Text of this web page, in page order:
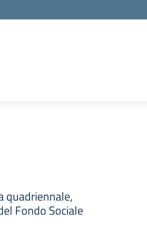
quadriennale,
Fondo Sociale